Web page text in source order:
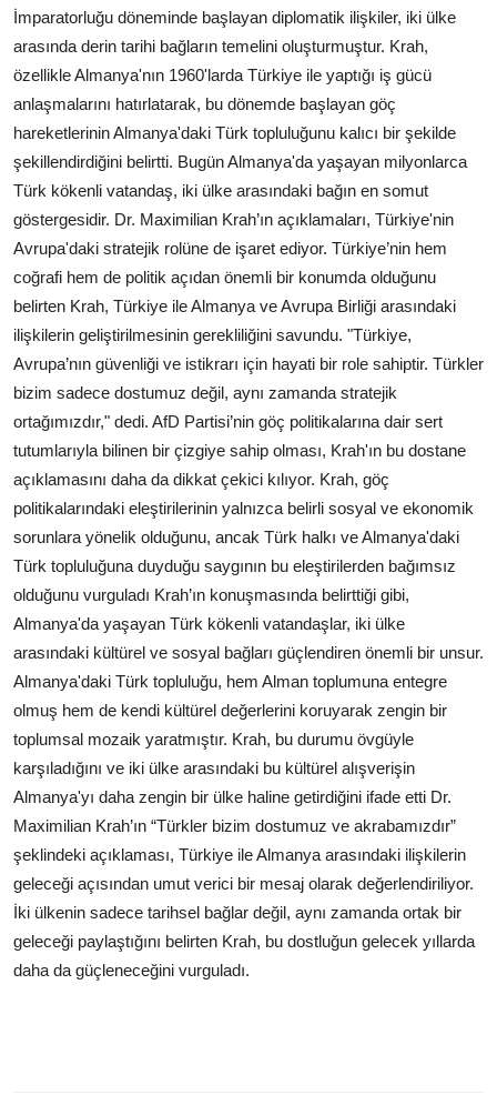
İmparatorluğu döneminde başlayan diplomatik ilişkiler, iki ülke
arasında derin tarihi bağların temelini oluşturmuştur. Krah,
özellikle Almanya'nın 1960'larda Türkiye ile yaptığı iş gücü
anlaşmalarını hatırlatarak, bu dönemde başlayan göç
hareketlerinin Almanya'daki Türk topluluğunu kalıcı bir şekilde
şekillendirdiğini belirtti. Bugün Almanya'da yaşayan milyonlarca
Türk kökenli vatandaş, iki ülke arasındaki bağın en somut
göstergesidir. Dr. Maximilian Krah’ın açıklamaları, Türkiye'nin
Avrupa'daki stratejik rolüne de işaret ediyor. Türkiye’nin hem
coğrafi hem de politik açıdan önemli bir konumda olduğunu
belirten Krah, Türkiye ile Almanya ve Avrupa Birliği arasındaki
ilişkilerin geliştirilmesinin gerekliliğini savundu. "Türkiye,
Avrupa’nın güvenliği ve istikrarı için hayati bir role sahiptir. Türkler
bizim sadece dostumuz değil, aynı zamanda stratejik
ortağımızdır," dedi. AfD Partisi’nin göç politikalarına dair sert
tutumlarıyla bilinen bir çizgiye sahip olması, Krah'ın bu dostane
açıklamasını daha da dikkat çekici kılıyor. Krah, göç
politikalarındaki eleştirilerinin yalnızca belirli sosyal ve ekonomik
sorunlara yönelik olduğunu, ancak Türk halkı ve Almanya'daki
Türk topluluğuna duyduğu saygının bu eleştirilerden bağımsız
olduğunu vurguladı Krah’ın konuşmasında belirttiği gibi,
Almanya'da yaşayan Türk kökenli vatandaşlar, iki ülke
arasındaki kültürel ve sosyal bağları güçlendiren önemli bir unsur.
Almanya'daki Türk topluluğu, hem Alman toplumuna entegre
olmuş hem de kendi kültürel değerlerini koruyarak zengin bir
toplumsal mozaik yaratmıştır. Krah, bu durumu övgüyle
karşıladığını ve iki ülke arasındaki bu kültürel alışverişin
Almanya'yı daha zengin bir ülke haline getirdiğini ifade etti Dr.
Maximilian Krah’ın “Türkler bizim dostumuz ve akrabamızdır”
şeklindeki açıklaması, Türkiye ile Almanya arasındaki ilişkilerin
geleceği açısından umut verici bir mesaj olarak değerlendiriliyor.
İki ülkenin sadece tarihsel bağlar değil, aynı zamanda ortak bir
geleceği paylaştığını belirten Krah, bu dostluğun gelecek yıllarda
daha da güçleneceğini vurguladı.